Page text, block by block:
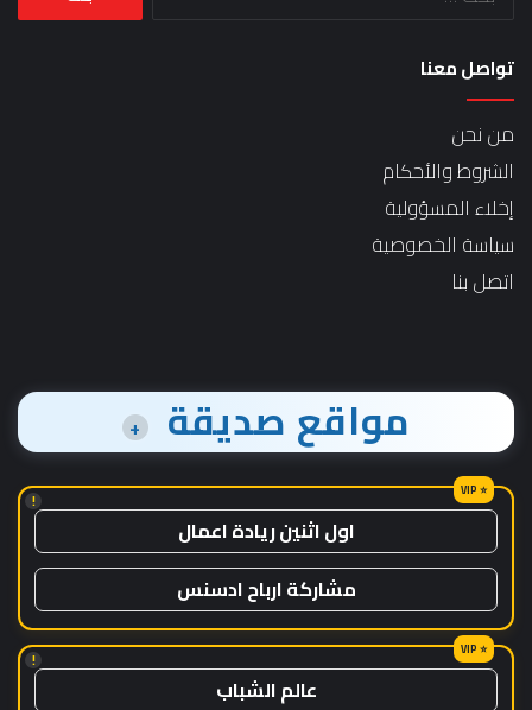
تواصل معنا
من نحن
الشروط والأحكام
إخلاء المسؤولية
سياسة الخصوصية
اتصل بنا
مواقع صديقة +
!
اول اثنين ريادة اعمال
مشاركة ارباح ادسنس
!
عالم الشباب